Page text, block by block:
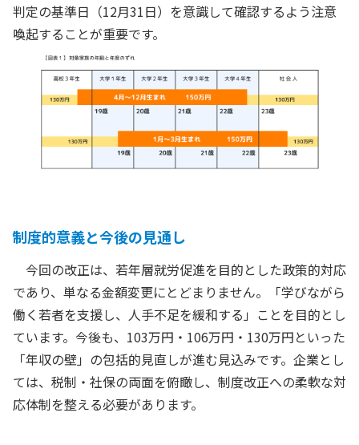
判定の基準日（12月31日）を意識して確認するよう注意
喚起することが重要です。
制度的意義と今後の見通し
今回の改正は、若年層就労促進を目的とした政策的対応
であり、単なる金額変更にとどまりません。「学びながら
働く若者を支援し、人手不足を緩和する」ことを目的とし
ています。今後も、103万円・106万円・130万円といった
「年収の壁」の包括的見直しが進む見込みです。企業とし
ては、税制・社保の両面を俯瞰し、制度改正への柔軟な対
応体制を整える必要があります。